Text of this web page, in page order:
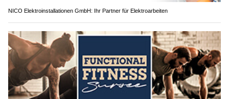
NICO Elektroinstallationen GmbH: Ihr Partner für Elektroarbeiten